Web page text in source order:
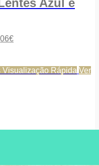
Azul e
€
Visualização Rápida Ver